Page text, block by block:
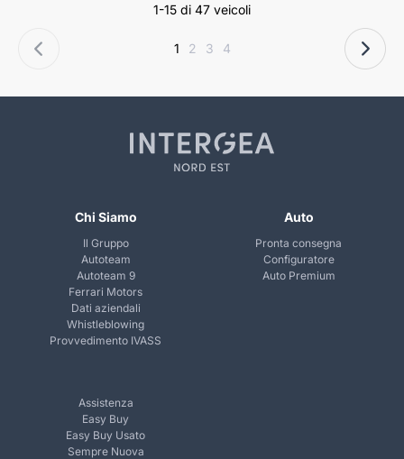
1-15 di 47 veicoli
1 2 3 4
Chi Siamo
Il Gruppo
Autoteam
Autoteam 9
Ferrari Motors
Dati aziendali
Whistleblowing
Provvedimento IVASS
Auto
Pronta consegna
Configuratore
Auto Premium
Assistenza
Easy Buy
Easy Buy Usato
Sempre Nuova